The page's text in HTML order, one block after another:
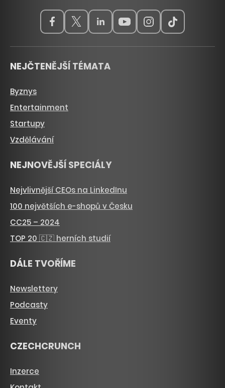
NEJČTENĚJŠÍ TÉMATA
Byznys
Entertainment
Startupy
Vzdělávání
NEJNOVĚJŠÍ SPECIÁLY
Nejvlivnější CEOs na LinkedInu
100 největších e-shopů v Česku
CC25 – 2024
TOP 20 🇨🇿 herních studií
DÁLE TVOŘÍME
Newslettery
Podcasty
Eventy
CZECHCRUNCH
Inzerce